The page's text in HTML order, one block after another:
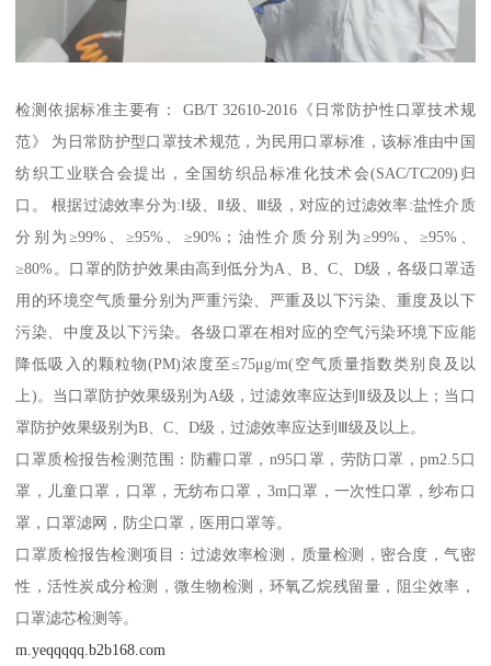
检测依据标准主要有： GB/T 32610-2016《日常防护性口罩技术规
范》 为日常防护型口罩技术规范，为民用口罩标准，该标准由中国
纺织工业联合会提出，全国纺织品标准化技术会(SAC/TC209)归
口。 根据过滤效率分为:Ⅰ级、Ⅱ级、Ⅲ级，对应的过滤效率:盐性介质
分别为≥99%、≥95%、≥90%；油性介质分别为≥99%、≥95%、
≥80%。口罩的防护效果由高到低分为A、B、C、D级，各级口罩适
用的环境空气质量分别为严重污染、严重及以下污染、重度及以下
污染、中度及以下污染。各级口罩在相对应的空气污染环境下应能
降低吸入的颗粒物(PM)浓度至≤75μg/m(空气质量指数类别良及以
上)。当口罩防护效果级别为A级，过滤效率应达到Ⅱ级及以上；当口
罩防护效果级别为B、C、D级，过滤效率应达到Ⅲ级及以上。
口罩质检报告检测范围：防霾口罩，n95口罩，劳防口罩，pm2.5口
罩，儿童口罩，口罩，无纺布口罩，3m口罩，一次性口罩，纱布口
罩，口罩滤网，防尘口罩，医用口罩等。
口罩质检报告检测项目：过滤效率检测，质量检测，密合度，气密
性，活性炭成分检测，微生物检测，环氧乙烷残留量，阻尘效率，
口罩滤芯检测等。
m.yeqqqqq.b2b168.com